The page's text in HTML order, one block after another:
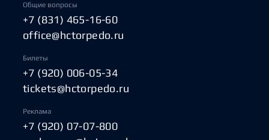
Общие вопросы
+7 (831) 465-16-60
office@hctorpedo.ru
Билеты
+7 (920) 006-05-34
tickets@hctorpedo.ru
Реклама
+7 (920) 07-07-800